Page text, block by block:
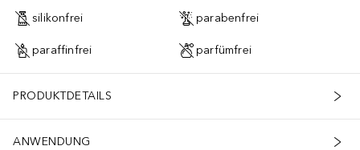
silikonfrei parabenfrei
paraffinfrei parfümfrei
PRODUKTDETAILS
ANWENDUNG